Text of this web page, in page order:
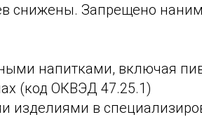
снижены. Запрещено
напитками, включая
(код ОКВЭД 47.25.1)
изделиями в